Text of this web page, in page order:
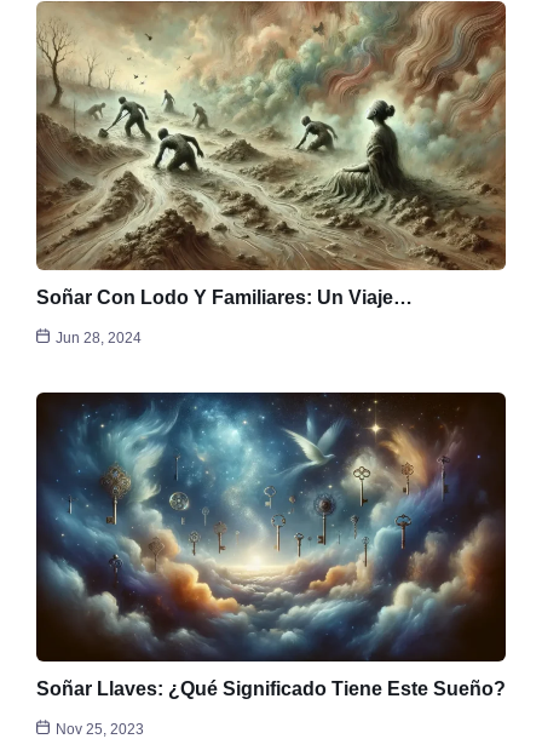
Soñar Con Lodo Y Familiares: Un Viaje…
Jun 28, 2024
Soñar Llaves: ¿Qué Significado Tiene Este Sueño?
Nov 25, 2023